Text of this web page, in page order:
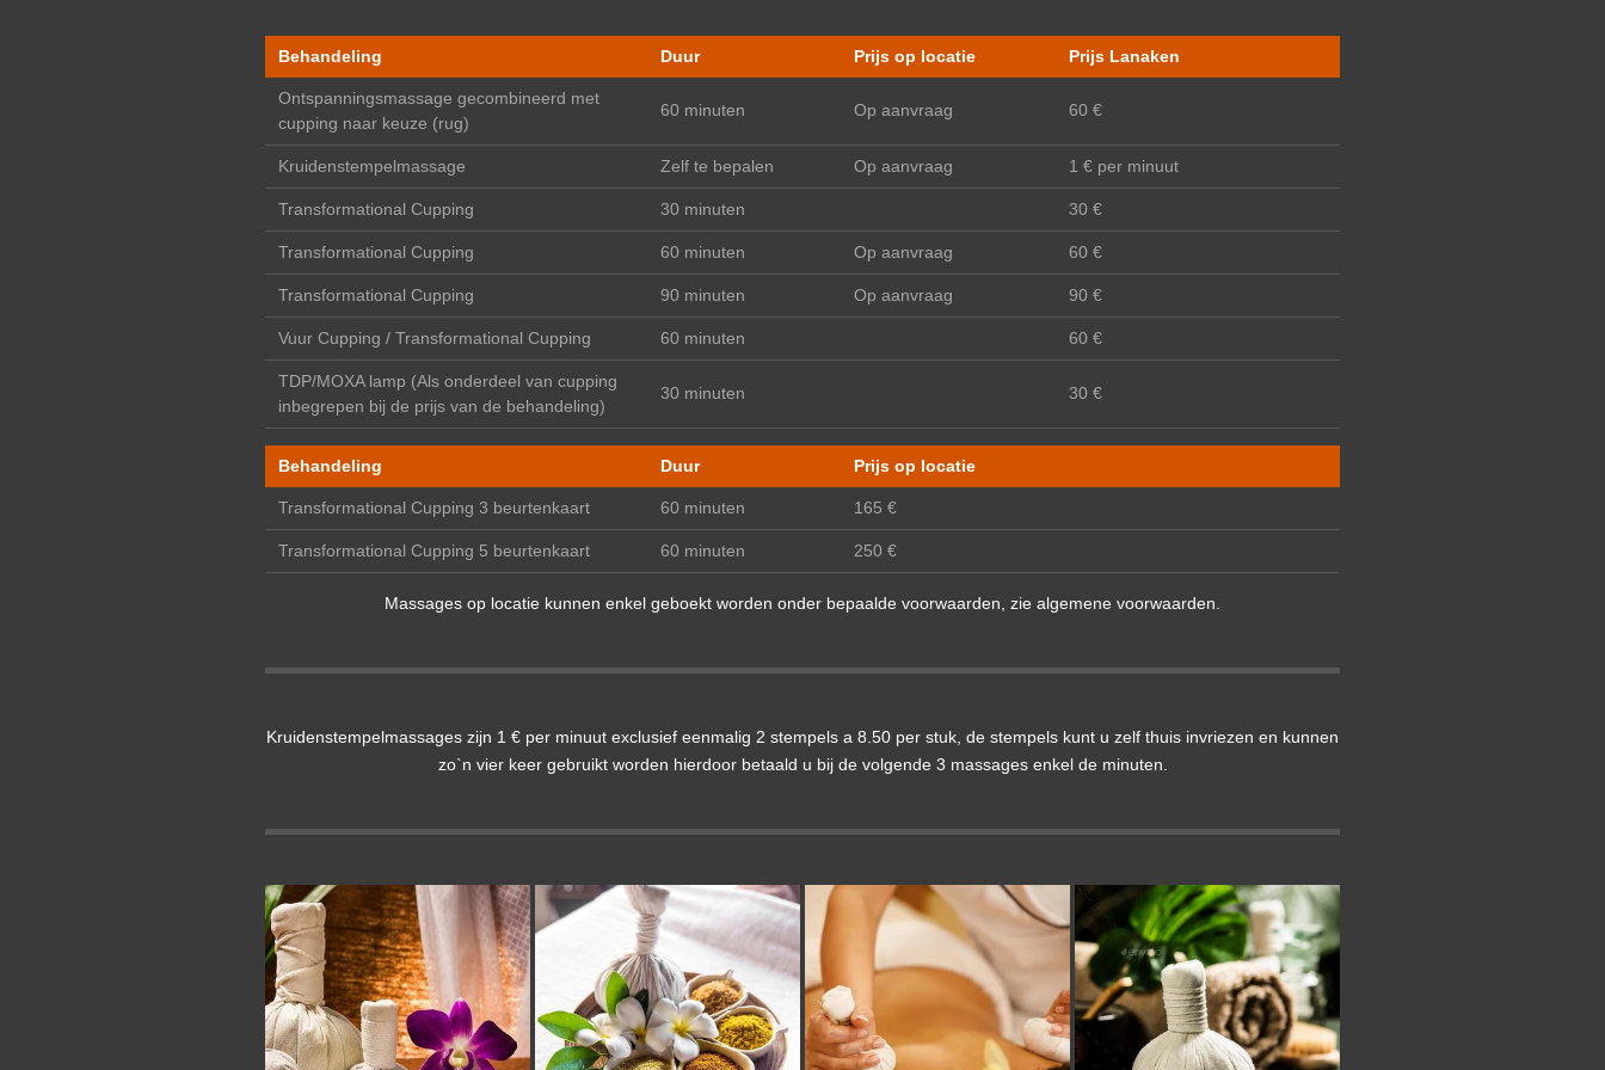
Behandeling Duur Prijs op locatie Prijs Lanaken
Ontspanningsmassage gecombineerd met
cupping naar keuze (rug)
60 minuten Op aanvraag 60 €
Kruidenstempelmassage Zelf te bepalen Op aanvraag 1 € per minuut
Transformational Cupping 30 minuten 30 €
Transformational Cupping 60 minuten Op aanvraag 60 €
Transformational Cupping 90 minuten Op aanvraag 90 €
Vuur Cupping / Transformational Cupping 60 minuten 60 €
TDP/MOXA lamp (Als onderdeel van cupping
inbegrepen bij de prijs van de behandeling)
30 minuten 30 €
Behandeling Duur Prijs op locatie
Transformational Cupping 3 beurtenkaart 60 minuten 165 €
Transformational Cupping 5 beurtenkaart 60 minuten 250 €
Massages op locatie kunnen enkel geboekt worden onder bepaalde voorwaarden, zie algemene voorwaarden.
Kruidenstempelmassages zijn 1 € per minuut exclusief eenmalig 2 stempels a 8.50 per stuk, de stempels kunt u zelf thuis invriezen en kunnen
zo`n vier keer gebruikt worden hierdoor betaald u bij de volgende 3 massages enkel de minuten.